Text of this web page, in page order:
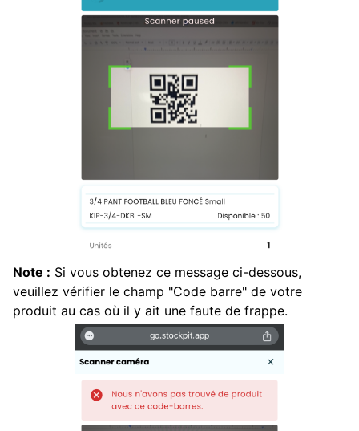
Note : Si vous obtenez ce message ci-dessous,
veuillez vérifier le champ "Code barre" de votre
produit au cas où il y ait une faute de frappe.